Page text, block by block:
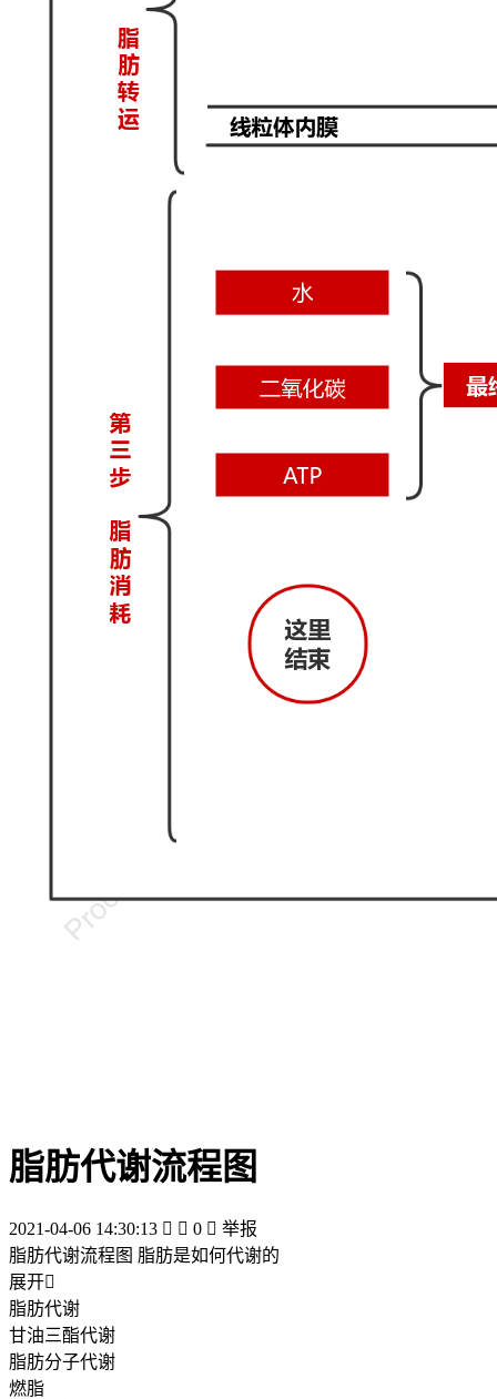
脂肪代谢流程图
2021-04-06 14:30:13   0  举报
脂肪代谢流程图 脂肪是如何代谢的
展开
脂肪代谢
甘油三酯代谢
脂肪分子代谢
燃脂